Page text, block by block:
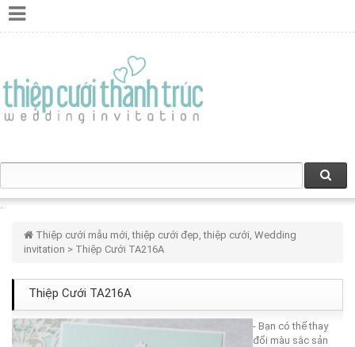
Thiệp cưới mẫu mới, thiệp cưới đẹp, thiệp cưới, Wedding
invitation > Thiệp Cưới TA216A
Thiệp Cưới TA216A
- Bạn có thể thay
đổi màu sắc sản